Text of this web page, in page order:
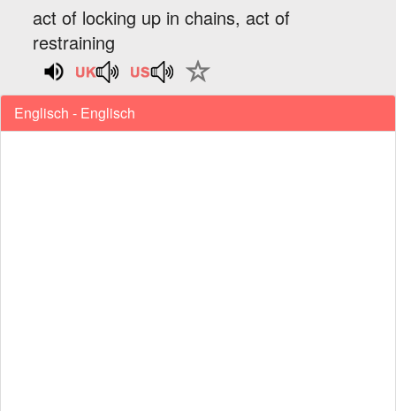
act of locking up in chains, act of
restraining
Englisch - Englisch